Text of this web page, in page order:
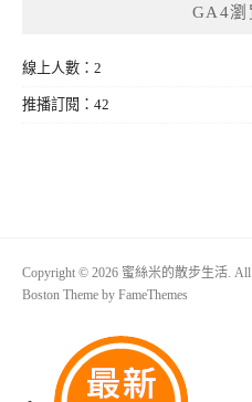
GA4瀏
線上人數：2
推播訂閱：42
Copyright © 2026 蜜絲米的散步生活. All
Boston Theme by FameThemes